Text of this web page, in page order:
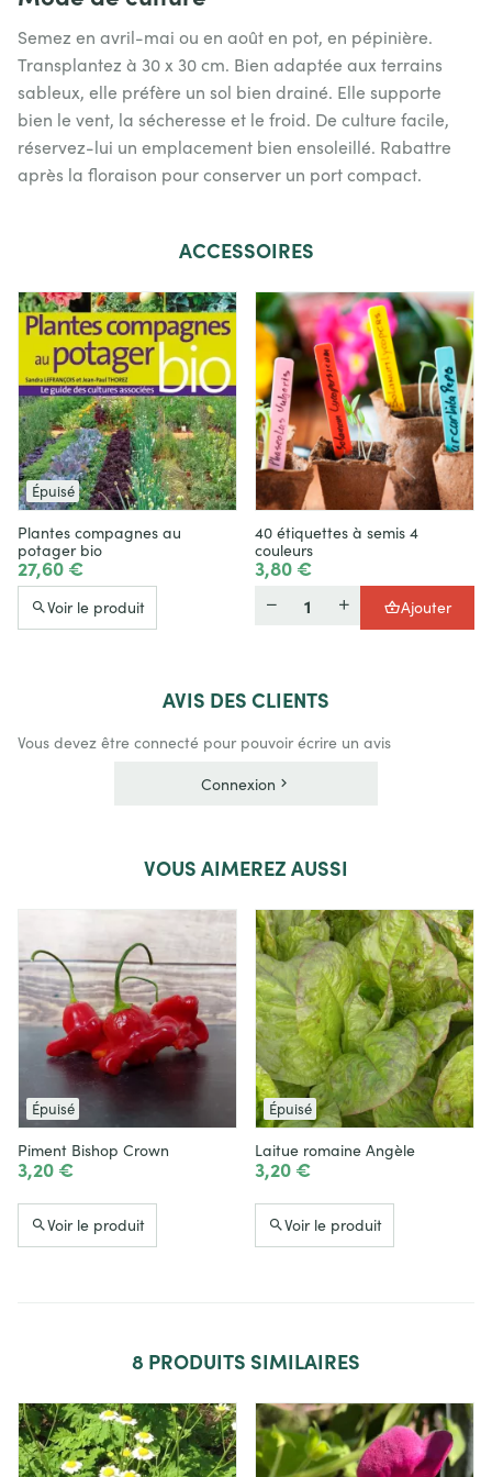
Semez en avril-mai ou en août en pot, en pépinière.
Transplantez à 30 x 30 cm. Bien adaptée aux terrains
sableux, elle préfère un sol bien drainé. Elle supporte
bien le vent, la sécheresse et le froid. De culture facile,
réservez-lui un emplacement bien ensoleillé. Rabattre
après la floraison pour conserver un port compact.
ACCESSOIRES
Épuisé
Plantes compagnes au
potager bio
27,60 €
Voir le produit
40 étiquettes à semis 4
couleurs
3,80 €
Ajouter
AVIS DES CLIENTS
Vous devez être connecté pour pouvoir écrire un avis
Connexion
VOUS AIMEREZ AUSSI
Épuisé
Piment Bishop Crown
3,20 €
Voir le produit
Épuisé
Laitue romaine Angèle
3,20 €
Voir le produit
8 PRODUITS SIMILAIRES